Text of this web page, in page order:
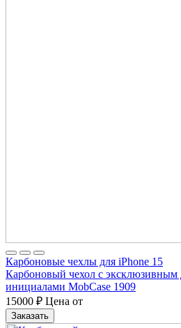
Карбоновые чехлы для iPhone 15
Карбоновый чехол с
инициалами MobCase 1909
15000 ₽ Цена от
Заказать